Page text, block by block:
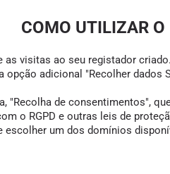
COMO UTILIZAR O
visitas ao seu registador
opção adicional "Recolher
"Recolha de consentimentos",
o RGPD e outras leis de
um dos domínios